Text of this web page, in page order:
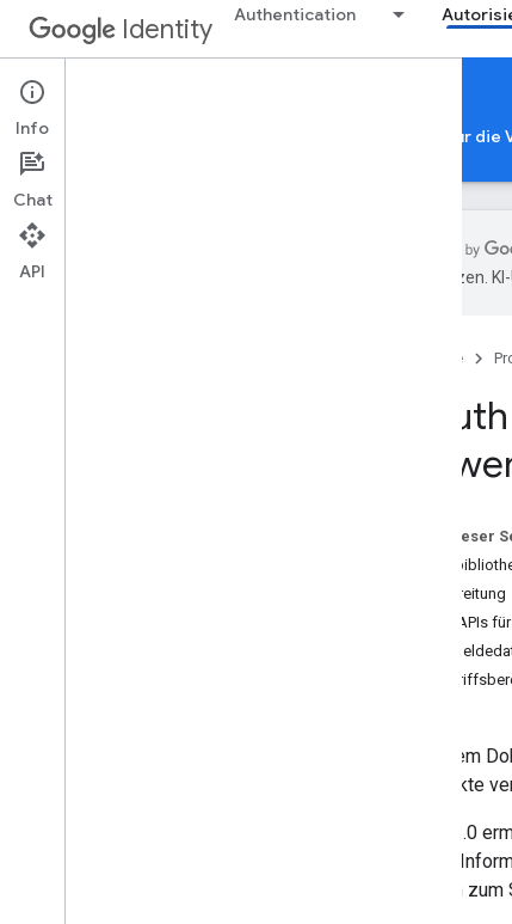
Identity Authentication
Authorization
Google-Kontoautorisierung App-Bestätigung für die
übersetzen.
Startseite
Auf dieser
Vorbereitung
Die APIs
In diesem
Endpunkte
OAuth 2.0
andere
Nutzern
Info
Chat
API